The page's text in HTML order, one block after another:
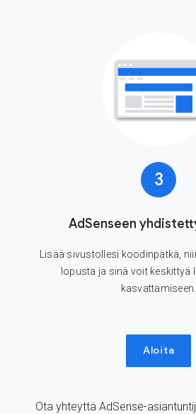
3
AdSenseen
Lisää sivustollesi koodinpätkä,
lopusta ja sinä voit keskittyä
kasvattamiseen.
Aloita
Ota yhteyttä AdSense-